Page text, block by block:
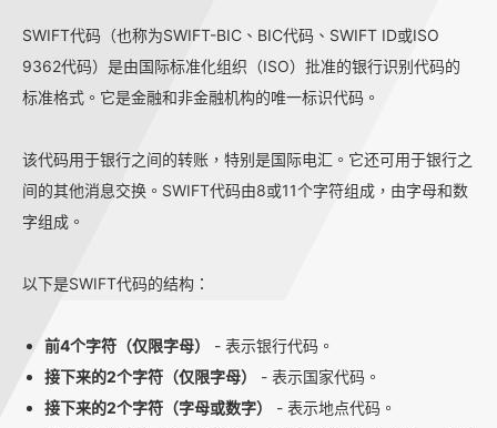
SWIFT代码（也称为SWIFT-BIC、BIC代码、SWIFT ID或ISO
9362代码）是由国际标准化组织（ISO）批准的银行识别代码的
标准格式。它是金融和非金融机构的唯一标识代码。
该代码用于银行之间的转账，特别是国际电汇。它还可用于银行之
间的其他消息交换。SWIFT代码由8或11个字符组成，由字母和数
字组成。
以下是SWIFT代码的结构：
前4个字符（仅限字母）
- 表示银行代码。
接下来的2个字符（仅限字母）
- 表示国家代码。
接下来的2个字符（字母或数字）
- 表示地点代码。